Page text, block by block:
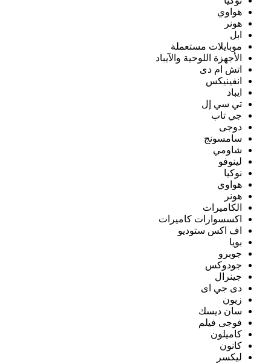
هواوي
هونر
ابل
موبايلات مستعملة
الأجهزة اللوحية والآيباد
اتش ام دى
انفينيكس
ايباد
تي سي إل
جي تاب
دوجى
سامسونج
شاومي
لينوفو
نوكيا
هواوي
هونر
الكاميرات
اكسسوارات كاميرات
اف اكس ستوديو
بويا
جوبرو
جودوكس
جينرال
دى جي اى
زيون
سان ديسك
فوجى فيلم
كاميلون
كانون
ليكسر